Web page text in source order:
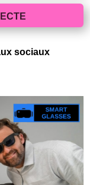
sociaux